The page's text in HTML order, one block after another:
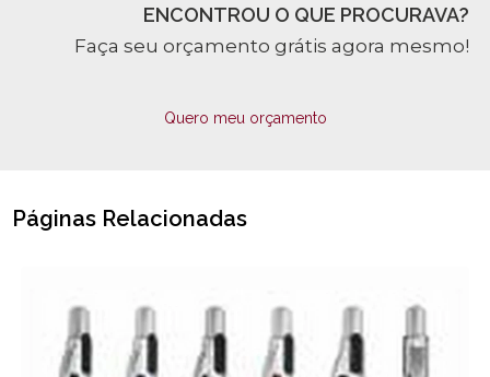
ENCONTROU O QUE PROCURAVA?
Faça seu orçamento grátis agora mesmo!
Quero meu orçamento
Páginas Relacionadas